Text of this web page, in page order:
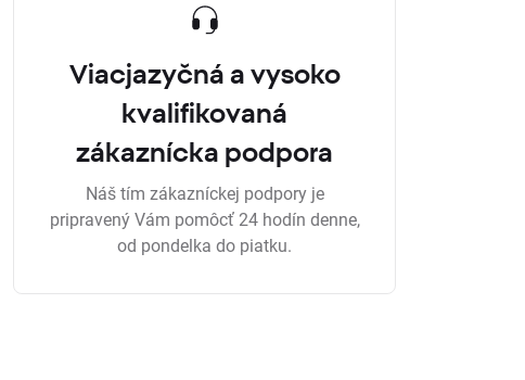
Viacjazyčná a vysoko
kvalifikovaná
zákaznícka podpora
Náš tím zákazníckej podpory je
pripravený Vám pomôcť 24 hodín denne,
od pondelka do piatku.